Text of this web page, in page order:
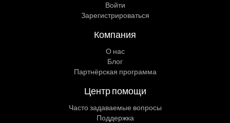
Войти
Зарегистрироваться
Компания
О нас
Блог
Партнёрская программа
Центр помощи
Часто задаваемые вопросы
Поддержка